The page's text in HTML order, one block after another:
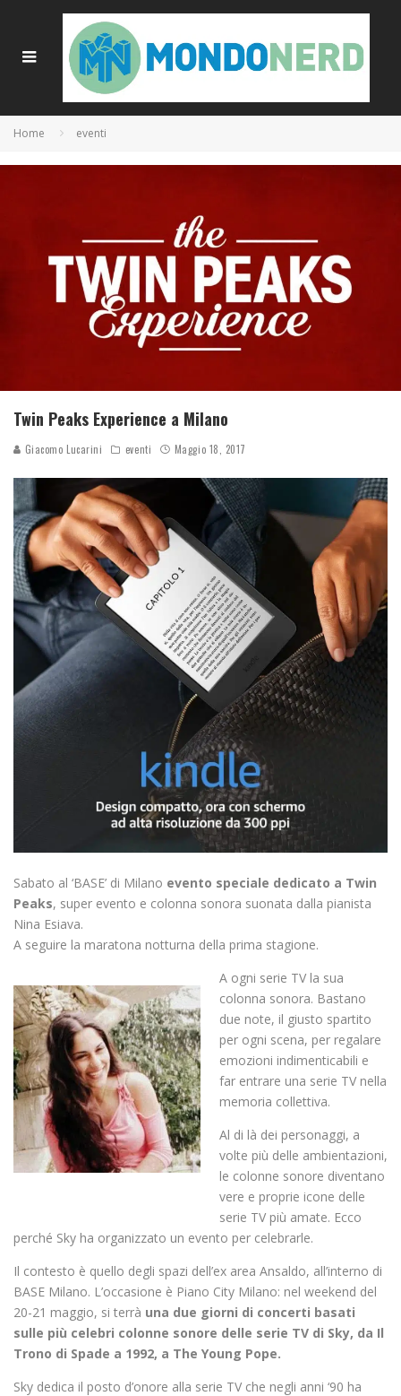
Home eventi
Twin Peaks Experience a Milano
Giacomo Lucarini eventi Maggio 18, 2017
Sabato al ‘BASE’ di Milano evento speciale dedicato a Twin
Peaks, super evento e colonna sonora suonata dalla pianista
Nina Esiava.
A seguire la maratona notturna della prima stagione.
A ogni serie TV la sua
colonna sonora. Bastano
due note, il giusto spartito
per ogni scena, per regalare
emozioni indimenticabili e
far entrare una serie TV nella
memoria collettiva.
Al di là dei personaggi, a
volte più delle ambientazioni,
le colonne sonore diventano
vere e proprie icone delle
serie TV più amate. Ecco
perché Sky ha organizzato un evento per celebrarle.
Il contesto è quello degli spazi dell’ex area Ansaldo, all’interno di
BASE Milano. L’occasione è Piano City Milano: nel weekend del
20-21 maggio, si terrà una due giorni di concerti basati
sulle più celebri colonne sonore delle serie TV di Sky, da Il
Trono di Spade a 1992, a The Young Pope.
Sky dedica il posto d’onore alla serie TV che negli anni ‘90 ha